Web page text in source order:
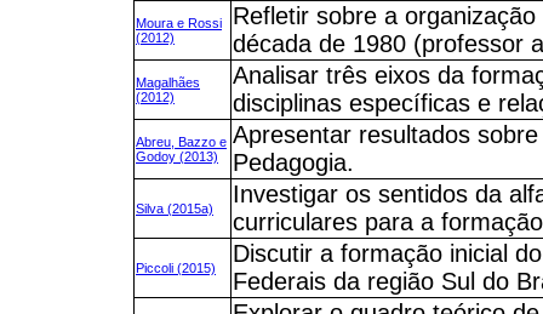
Moura e Rossi
(2012)
Refletir sobre a
década de 1980 (professor
Magalhães
(2012)
Analisar três eixos da
disciplinas específicas e
Abreu, Bazzo e
Godoy (2013)
Apresentar resultados
Pedagogia.
Silva (2015a)
Investigar os sentidos da
curriculares para a
Piccoli (2015)
Discutir a formação inicial
Federais da região Sul do